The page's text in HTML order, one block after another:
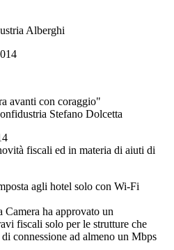
Alberghi
avanti con coraggio"
Stefano Dolcetta
fiscali ed in materia di aiuti di
agli hotel solo con Wi-Fi
ha approvato un
fiscali solo per le strutture che
connessione ad almeno un Mbps